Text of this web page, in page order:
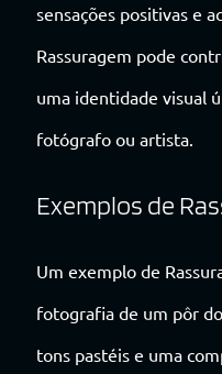
sensações positivas e
Rassuragem pode
uma identidade visual
fotógrafo ou artista.
Exemplos de
Um exemplo de
fotografia de um pôr
tons pastéis e uma